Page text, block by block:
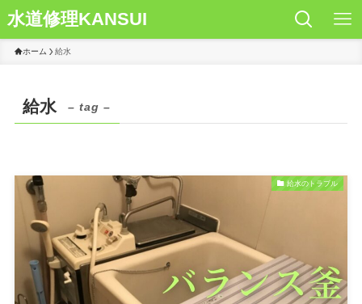
水道修理KANSUI
ホーム 給水
給水 – tag –
給水のトラブル